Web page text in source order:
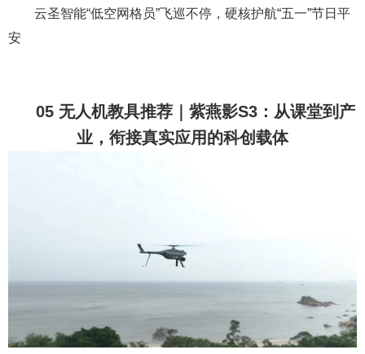
云圣智能“低空网格员”飞巡不停，硬核护航“五一”节日平
安
05 无人机教具推荐｜紫燕影S3：从课堂到产
业，衔接真实应用的科创载体